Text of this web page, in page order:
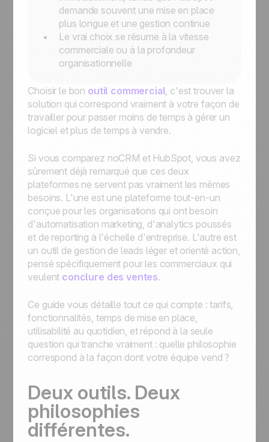
demande souvent une mise en place
plus longue et une gestion continue
Le vrai choix se résume à la vitesse
commerciale ou à la profondeur
organisationnelle
Choisir le bon outil commercial, c'est trouver la
solution qui correspond vraiment à votre façon de
travailler pour passer moins de temps à gérer un
logiciel et plus de temps à vendre.
Si vous comparez noCRM et HubSpot, vous avez
sûrement déjà remarqué que ces deux
plateformes ne servent pas vraiment les mêmes
besoins. L'une est une plateforme tout-en-un
conçue pour les organisations qui ont besoin
d'automatisation marketing, d'analytics poussés
et de reporting à l'échelle d'entreprise. L'autre est
un outil de gestion de leads léger et orienté action,
pensé spécifiquement pour les commerciaux qui
veulent conclure des ventes.
Ce guide vous détaille tout ce qui compte : tarifs,
fonctionnalités, temps de mise en place,
utilisabilité au quotidien, et répond à la seule
question qui tranche vraiment : quelle philosophie
correspond à la façon dont votre équipe vend ?
Deux outils. Deux
philosophies
différentes.